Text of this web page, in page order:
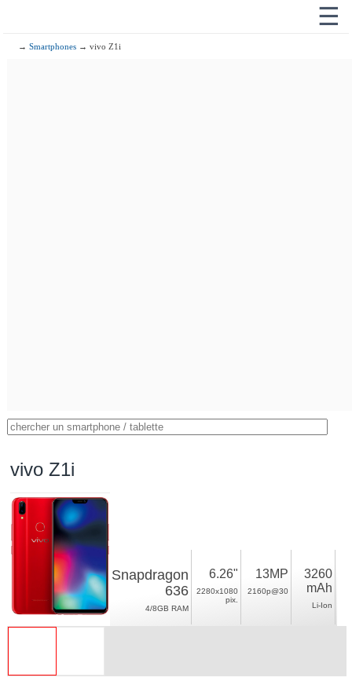
☰
→Smartphones → vivo Z1i
vivo Z1i
Snapdragon
636
4/8GB RAM
6.26"
2280x1080
pix.
13MP
2160p@30
3260
mAh
Li-Ion